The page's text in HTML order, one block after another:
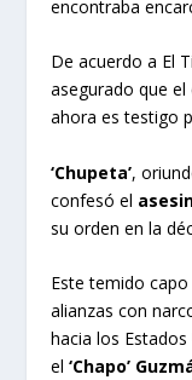
encontraba
De acuerdo a El
asegurado que
ahora es testigo
‘Chupeta’,
confesó el
su orden en la
Este temido
alianzas con
hacia los
el‘Chapo’